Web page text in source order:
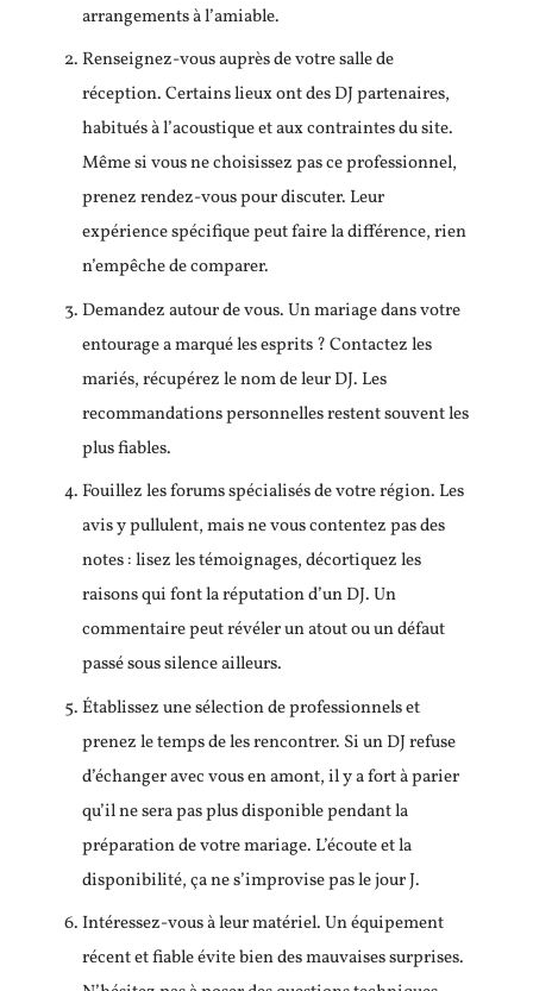
arrangements à l’amiable.
Renseignez-vous auprès de votre salle de
réception. Certains lieux ont des DJ partenaires,
habitués à l’acoustique et aux contraintes du site.
Même si vous ne choisissez pas ce professionnel,
prenez rendez-vous pour discuter. Leur
expérience spécifique peut faire la différence, rien
n’empêche de comparer.
Demandez autour de vous. Un mariage dans votre
entourage a marqué les esprits ? Contactez les
mariés, récupérez le nom de leur DJ. Les
recommandations personnelles restent souvent les
plus fiables.
Fouillez les forums spécialisés de votre région. Les
avis y pullulent, mais ne vous contentez pas des
notes : lisez les témoignages, décortiquez les
raisons qui font la réputation d’un DJ. Un
commentaire peut révéler un atout ou un défaut
passé sous silence ailleurs.
Établissez une sélection de professionnels et
prenez le temps de les rencontrer. Si un DJ refuse
d’échanger avec vous en amont, il y a fort à parier
qu’il ne sera pas plus disponible pendant la
préparation de votre mariage. L’écoute et la
disponibilité, ça ne s’improvise pas le jour J.
Intéressez-vous à leur matériel. Un équipement
récent et fiable évite bien des mauvaises surprises.